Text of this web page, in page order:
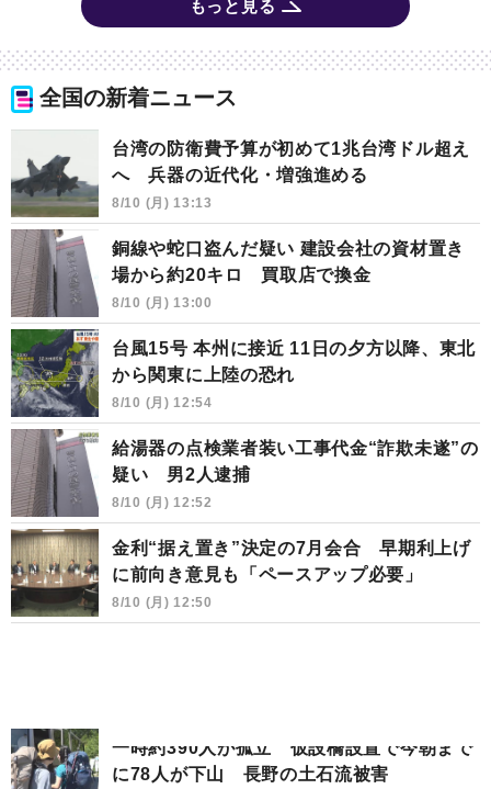
もっと見る
全国の新着ニュース
台湾の防衛費予算が初めて1兆台湾ドル超え
へ 兵器の近代化・増強進める
8/10 (月) 13:13
銅線や蛇口盗んだ疑い 建設会社の資材置き
場から約20キロ 買取店で換金
8/10 (月) 13:00
台風15号 本州に接近 11日の夕方以降、東北
から関東に上陸の恐れ
8/10 (月) 12:54
給湯器の点検業者装い工事代金“詐欺未遂”の
疑い 男2人逮捕
8/10 (月) 12:52
金利“据え置き”決定の7月会合 早期利上げ
に前向き意見も「ペースアップ必要」
8/10 (月) 12:50
一時約390人が孤立 仮設橋設置で今朝まで
に78人が下山 長野の土石流被害